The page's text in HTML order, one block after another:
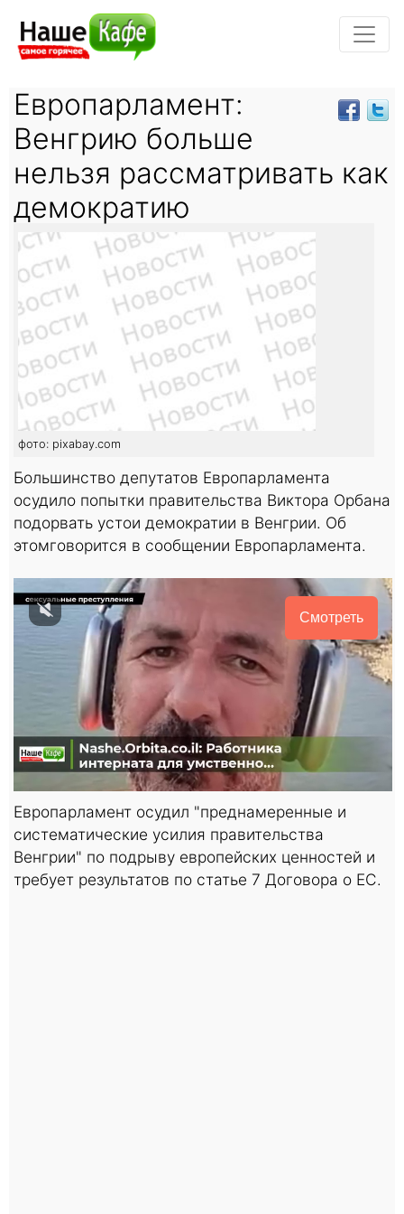
Европарламент:
Венгрию больше
нельзя рассматривать как
демократию
фото: pixabay.com
Большинство депутатов Европарламента
осудило попытки правительства Виктора Орбана
подорвать устои демократии в Венгрии. Об
этомговорится в сообщении Европарламента.
Смотреть
Европарламент осудил "преднамеренные и
систематические усилия правительства
Венгрии" по подрыву европейских ценностей и
требует результатов по статье 7 Договора о ЕС.